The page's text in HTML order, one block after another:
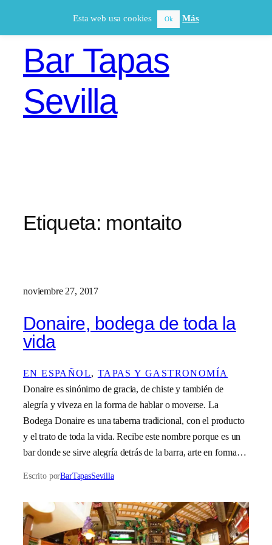
Bar Tapas
Sevilla
Etiqueta: montaito
noviembre 27, 2017
Donaire, bodega de toda la
vida
EN ESPAÑOL, TAPAS Y GASTRONOMÍA
Donaire es sinónimo de gracia, de chiste y también de
alegría y viveza en la forma de hablar o moverse. La
Bodega Donaire es una taberna tradicional, con el producto
y el trato de toda la vida. Recibe este nombre porque es un
bar donde se sirve alegría detrás de la barra, arte en forma…
Escrito porBarTapasSevilla
Esta web usa cookies Ok Más